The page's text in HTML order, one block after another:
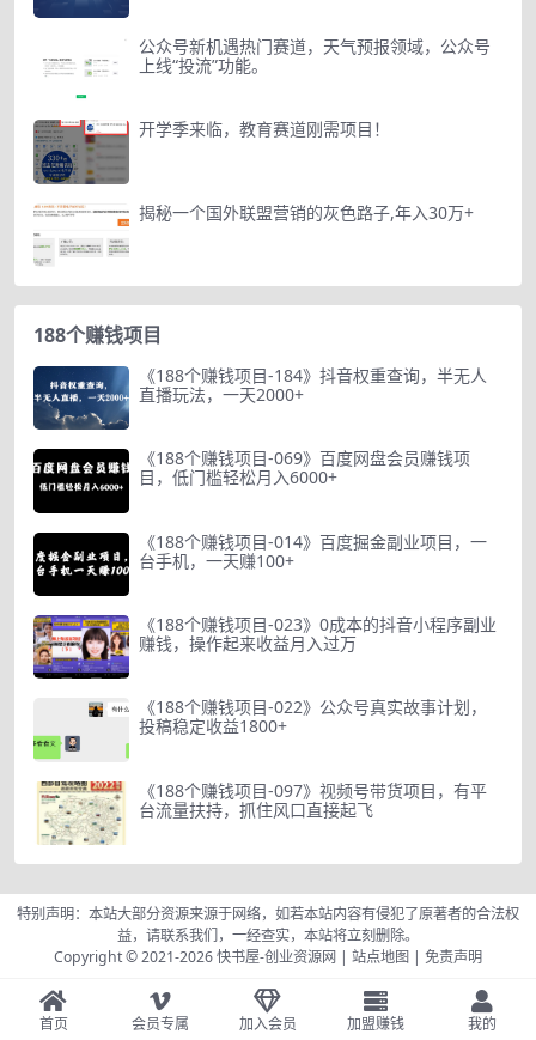
公众号新机遇热门赛道，天气预报领域，公众号
上线“投流”功能。
开学季来临，教育赛道刚需项目！
揭秘一个国外联盟营销的灰色路子,年入30万+
188个赚钱项目
《188个赚钱项目-184》抖音权重查询，半无人
直播玩法，一天2000+
《188个赚钱项目-069》百度网盘会员赚钱项
目，低门槛轻松月入6000+
《188个赚钱项目-014》百度掘金副业项目，一
台手机，一天赚100+
《188个赚钱项目-023》0成本的抖音小程序副业
赚钱，操作起来收益月入过万
《188个赚钱项目-022》公众号真实故事计划，
投稿稳定收益1800+
《188个赚钱项目-097》视频号带货项目，有平
台流量扶持，抓住风口直接起飞
特别声明：本站大部分资源来源于网络，如若本站内容有侵犯了原著者的合法权
益，请联系我们，一经查实，本站将立刻删除。
Copyright © 2021-2026快书屋-创业资源网 | 站点地图 | 免责声明
首页 会员专属 加入会员 加盟赚钱 我的